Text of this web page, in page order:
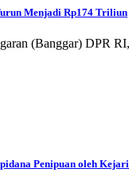
Menjadi Rp174 Triliun
(Banggar) DPR
Penipuan oleh Kejari